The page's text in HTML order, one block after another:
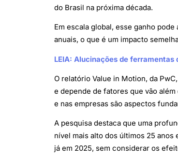
do Brasil na próxima década.
Em escala global, esse ganho
anuais, o que é um impacto
LEIA: Alucinações de
O relatório Value in Motion, da
e depende de fatores que vão
e nas empresas são aspectos
A pesquisa destaca que uma
nível mais alto dos últimos 25 anos
já em 2025, sem considerar os